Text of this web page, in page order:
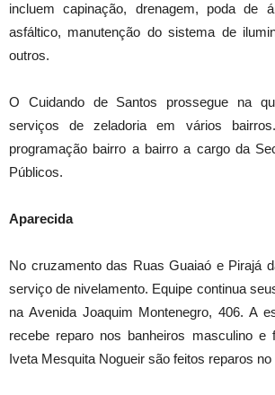
incluem capinação, drenagem, poda de
asfáltico, manutenção do sistema de
outros.
O Cuidando de Santos prossegue na
serviços de zeladoria em vários
programação bairro a bairro a cargo da
Públicos.
Aparecida
No cruzamento das Ruas Guaiaó e Pirajá
serviço de nivelamento. Equipe continua
na Avenida Joaquim Montenegro, 406. A
recebe reparo nos banheiros masculino e
Iveta Mesquita Nogueir são feitos reparos no